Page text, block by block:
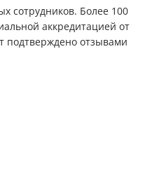
сотрудников. Более 100
аккредитацией от
подтверждено отзывами